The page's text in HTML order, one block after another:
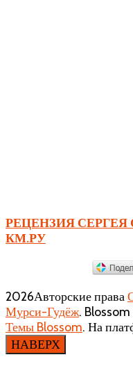
РЕЦЕНЗИЯ
КМ.РУ
2026Авторские права
Мурси-Гудёж. Blossom
Темы Blossom. На
НАВЕРХ